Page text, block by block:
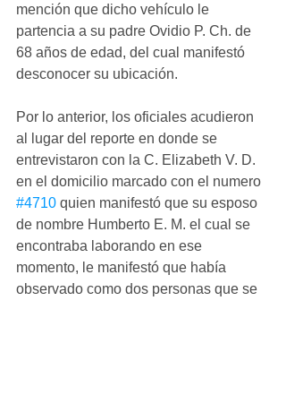
mención que dicho vehículo le
partencia a su padre Ovidio P. Ch. de
68 años de edad, del cual manifestó
desconocer su ubicación.
Por lo anterior, los oficiales acudieron
al lugar del reporte en donde se
entrevistaron con la C. Elizabeth V. D.
en el domicilio marcado con el numero
#4710 quien manifestó que su esposo
de nombre Humberto E. M. el cual se
encontraba laborando en ese
momento, le manifestó que había
observado como dos personas que se